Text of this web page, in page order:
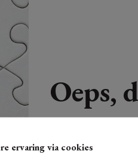
ervaring via cookies
Oeps,